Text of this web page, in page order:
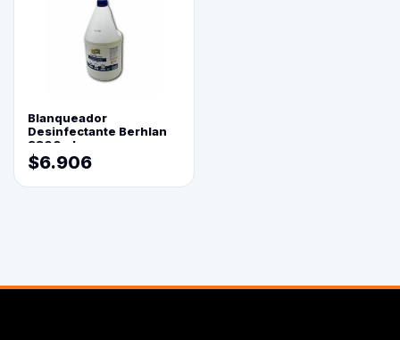
Blanqueador
Desinfectante Berhlan
3800ml
$6.906